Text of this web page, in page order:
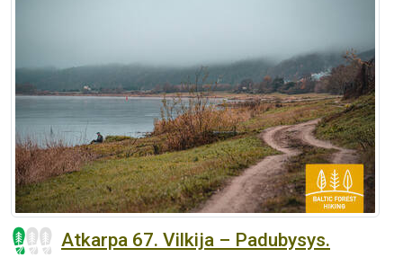
Atkarpa 67. Vilkija – Padubysys.